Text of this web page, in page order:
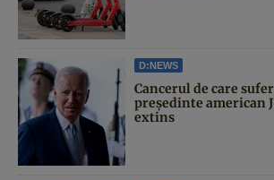
D:NEWS
Cancerul de care
președinte american
extins